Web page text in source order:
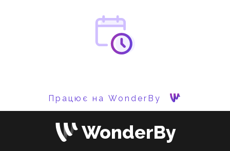
Працює на WonderBy
WonderBy